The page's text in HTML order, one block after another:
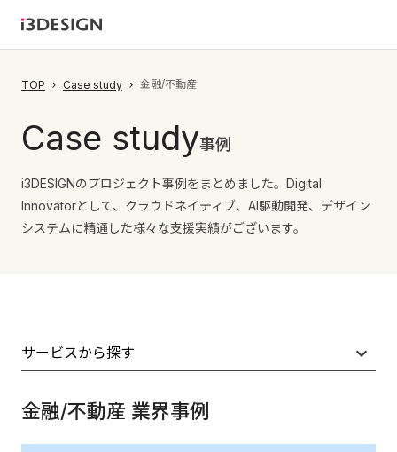
TOP Case study 金融/不動産
Case study事例
i3DESIGNのプロジェクト事例をまとめました。Digital
Innovatorとして、クラウドネイティブ、AI駆動開発、デザイン
システムに精通した様々な支援実績がございます。
サービスから探す
すべてのサービス・業界
金融/不動産 業界事例